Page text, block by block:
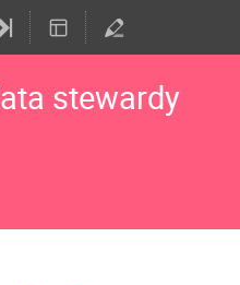
stewardy